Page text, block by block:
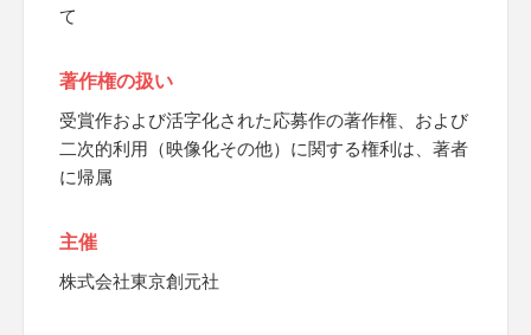
て
著作権の扱い
受賞作および活字化された応募作の著作権、および
二次的利用（映像化その他）に関する権利は、著者
に帰属
主催
株式会社東京創元社